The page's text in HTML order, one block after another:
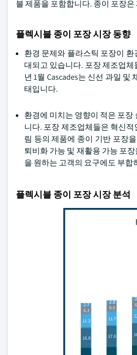
블 제품을 포함합니다. 종이 포장
플렉시블 종이 포장 시장 동향
환경 문제와 플라스틱 포장이
대되고 있습니다. 포장 제조업
년 1월 Cascades는 신선 과일
태입니다.
환경에 미치는 영향이 적은 포
니다. 포장 제조업체들은 혁신
림 등의 제품에 종이 기반 포장
퇴비화 가능 및 재활용 가능 포
을 원하는 고객의 요구에도 부
플렉시블 종이 포장 시장 분석